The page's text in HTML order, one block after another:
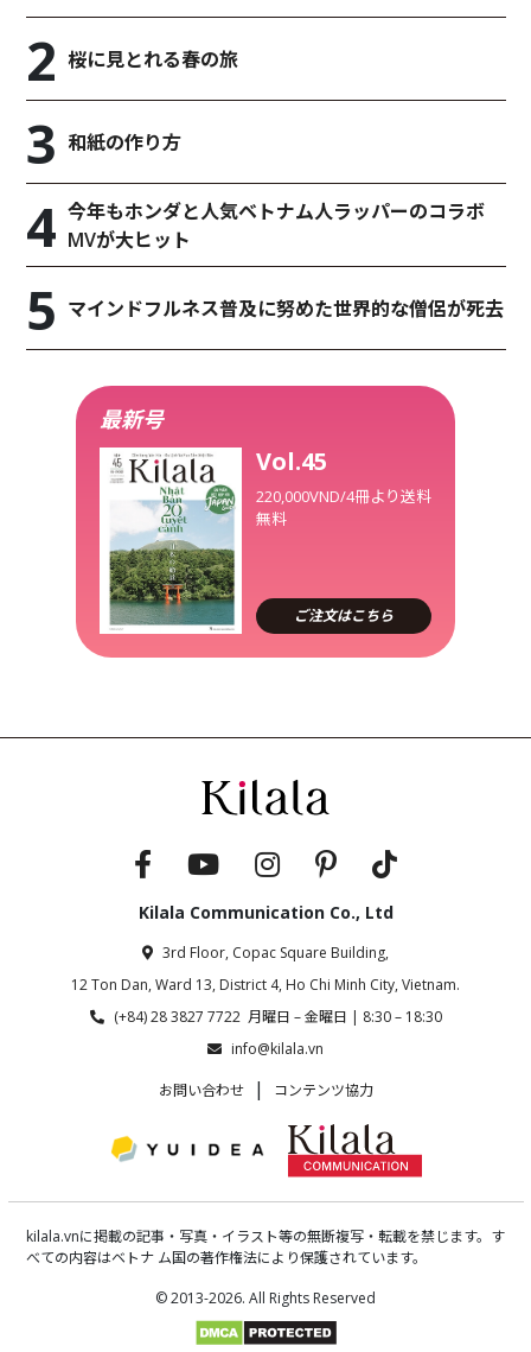
桜に見とれる春の旅
和紙の作り方
今年もホンダと人気ベトナム人ラッパーのコラボ
MVが大ヒット
マインドフルネス普及に努めた世界的な僧侶が死去
最新号
Vol.45
220,000VND/4冊より送料
無料
ご注文はこちら
Kilala Communication Co., Ltd
3rd Floor, Copac Square Building,
12 Ton Dan, Ward 13, District 4, Ho Chi Minh City, Vietnam.
(+84) 28 3827 7722 月曜日 – 金曜日 | 8:30 – 18:30
info@kilala.vn
お問い合わせ | コンテンツ協力
kilala.vnに掲載の記事・写真・イラスト等の無断複写・転載を禁じます。す
べての内容はベトナ ム国の著作権法により保護されています。
© 2013-2026. All Rights Reserved